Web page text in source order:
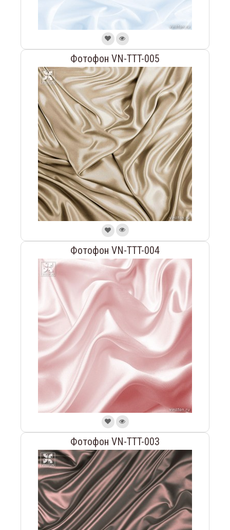
Фотофон VN-TTT-005
Фотофон VN-TTT-004
Фотофон VN-TTT-003